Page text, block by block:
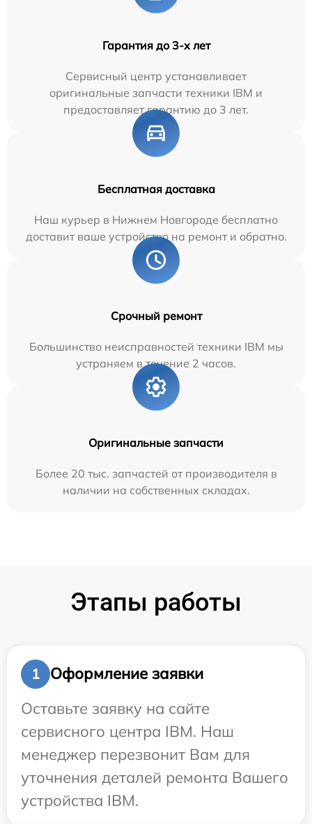
Гарантия до 3-х лет
Сервисный центр устанавливает
оригинальные запчасти техники IBM и
предоставляет гарантию до 3 лет.
Бесплатная доставка
Наш курьер в Нижнем Новгороде бесплатно
доставит ваше устройство на ремонт и обратно.
Срочный ремонт
Большинство неисправностей техники IBM мы
устраняем в течение 2 часов.
Оригинальные запчасти
Более 20 тыс. запчастей от производителя в
наличии на собственных складах.
Этапы работы
1
Оформление заявки
Оставьте заявку на сайте
сервисного центра IBM. Наш
менеджер перезвонит Вам для
уточнения деталей ремонта Вашего
устройства IBM.